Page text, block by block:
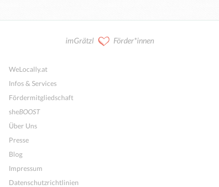
imGrätzl Förder*innen
WeLocally.at
Infos & Services
Fördermitgliedschaft
sheBOOST
Über Uns
Presse
Blog
Impressum
Datenschutzrichtlinien